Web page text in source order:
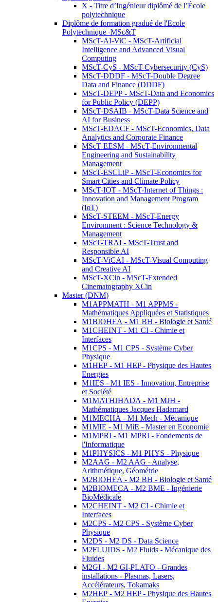
X - Titre d’Ingénieur diplômé de l’École
polytechnique
Diplôme de formation gradué de l'Ecole
Polytechnique -MSc&T
MScT-AI-ViC - MScT-Artificial
Intelligence and Advanced Visual
Computing
MScT-CyS - MScT-Cybersecurity (CyS)
MScT-DDDF - MScT-Double Degree
Data and Finance (DDDF)
MScT-DEPP - MScT-Data and Economics
for Public Policy (DEPP)
MScT-DSAIB - MScT-Data Science and
AI for Business
MScT-EDACF - MScT-Economics, Data
Analytics and Corporate Finance
MScT-EESM - MScT-Environmental
Engineering and Sustainability
Management
MScT-ESCLiP - MScT-Economics for
Smart Cities and Climate Policy
MScT-IOT - MScT-Internet of Things :
Innovation and Management Program
(IoT)
MScT-STEEM - MScT-Energy
Environment : Science Technology &
Management
MScT-TRAI - MScT-Trust and
Responsible AI
MScT-ViCAI - MScT-Visual Computing
and Creative AI
MScT-XCin - MScT-Extended
Cinematography XCin
Master (DNM)
M1APPMATH - M1 APPMS -
Mathématiques Appliquées et Statistiques
M1BIOHEA - M1 BH - Biologie et Santé
M1CHEINT - M1 CI - Chimie et
Interfaces
M1CPS - M1 CPS - Système Cyber
Physique
M1HEP - M1 HEP - Physique des Hautes
Energies
M1IES - M1 IES - Innovation, Entreprise
et Société
M1MATHJHADA - M1 MJH -
Mathématiques Jacques Hadamard
M1MECHA - M1 Mech - Mécanique
M1MIE - M1 MiE - Master en Economie
M1MPRI - M1 MPRI - Fondements de
l'Informatique
M1PHYSICS - M1 PHYS - Physique
M2AAG - M2 AAG - Analyse,
Arithmétique, Géométrie
M2BIOHEA - M2 BH - Biologie et Santé
M2BIOMECA - M2 BME - Ingénierie
BioMédicale
M2CHEINT - M2 CI - Chimie et
Interfaces
M2CPS - M2 CPS - Système Cyber
Physique
M2DS - M2 DS - Data Science
M2FLUIDS - M2 Fluids - Mécanique des
Fluides
M2GI - M2 GI-PLATO - Grandes
installations - Plasmas, Lasers,
Accélérateurs, Tokamaks
M2HEP - M2 HEP - Physique des Hautes